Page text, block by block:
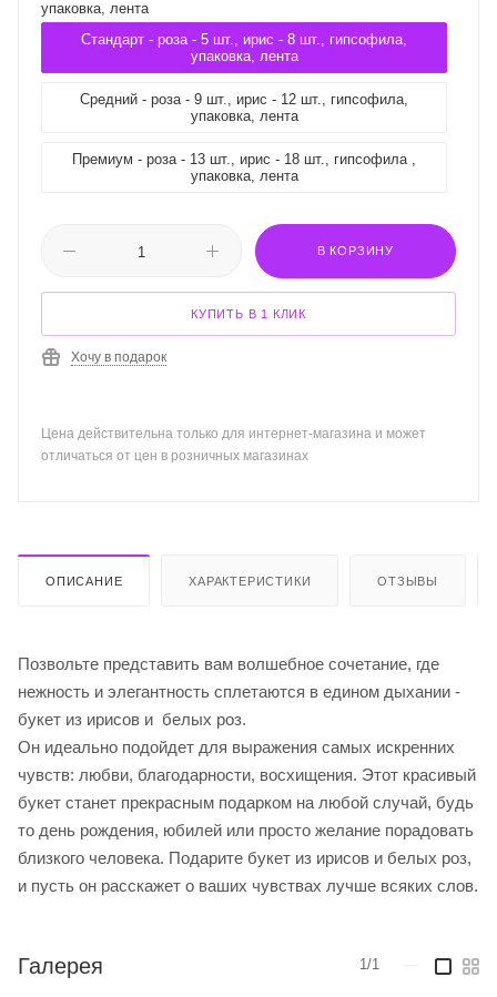
упаковка, лента
Стандарт - роза - 5 шт., ирис - 8 шт., гипсофила,
упаковка, лента
Средний - роза - 9 шт., ирис - 12 шт., гипсофила,
упаковка, лента
Премиум - роза - 13 шт., ирис - 18 шт., гипсофила ,
упаковка, лента
В КОРЗИНУ
КУПИТЬ В 1 КЛИК
Хочу в подарок
Цена действительна только для интернет-магазина и может
отличаться от цен в розничных магазинах
ОПИСАНИЕ ХАРАКТЕРИСТИКИ ОТЗЫВЫ
Позвольте представить вам волшебное сочетание, где
нежность и элегантность сплетаются в едином дыхании -
букет из ирисов и белых роз.
Он идеально подойдет для выражения самых искренних
чувств: любви, благодарности, восхищения. Этот красивый
букет станет прекрасным подарком на любой случай, будь
то день рождения, юбилей или просто желание порадовать
близкого человека. Подарите букет из ирисов и белых роз,
и пусть он расскажет о ваших чувствах лучше всяких слов.
Галерея 1/1